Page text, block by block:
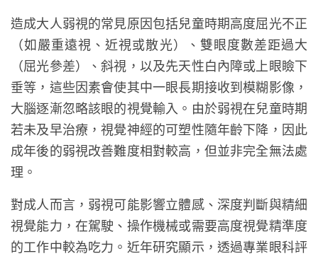
造成大人弱視的常見原因包括兒童時期高度屈光不正
（如嚴重遠視、近視或散光）、雙眼度數差距過大
（屈光參差）、斜視，以及先天性白內障或上眼瞼下
垂等，這些因素會使其中一眼長期接收到模糊影像，
大腦逐漸忽略該眼的視覺輸入。由於弱視在兒童時期
若未及早治療，視覺神經的可塑性隨年齡下降，因此
成年後的弱視改善難度相對較高，但並非完全無法處
理。
對成人而言，弱視可能影響立體感、深度判斷與精細
視覺能力，在駕駛、操作機械或需要高度視覺精準度
的工作中較為吃力。近年研究顯示，透過專業眼科評